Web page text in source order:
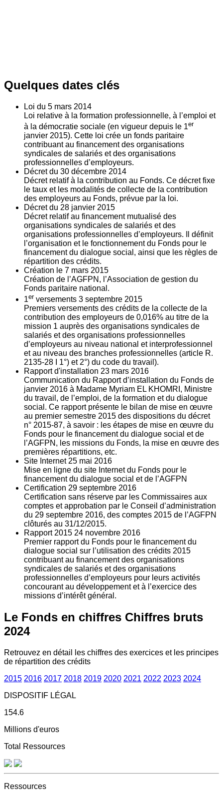
Quelques dates clés
Loi du 5 mars 2014
Loi relative à la formation professionnelle, à l’emploi et
à la démocratie sociale (en vigueur depuis le 1er
janvier 2015). Cette loi crée un fonds paritaire
contribuant au financement des organisations
syndicales de salariés et des organisations
professionnelles d’employeurs.
Décret du 30 décembre 2014
Décret relatif à la contribution au Fonds. Ce décret fixe
le taux et les modalités de collecte de la contribution
des employeurs au Fonds, prévue par la loi.
Décret du 28 janvier 2015
Décret relatif au financement mutualisé des
organisations syndicales de salariés et des
organisations professionnelles d’employeurs. Il définit
l’organisation et le fonctionnement du Fonds pour le
financement du dialogue social, ainsi que les règles de
répartition des crédits.
Création le 7 mars 2015
Création de l’AGFPN, l’Association de gestion du
Fonds paritaire national.
1er versements 3 septembre 2015
Premiers versements des crédits de la collecte de la
contribution des employeurs de 0,016% au titre de la
mission 1 auprès des organisations syndicales de
salariés et des organisations professionnelles
d’employeurs au niveau national et interprofessionnel
et au niveau des branches professionnelles (article R.
2135‐28 I 1°) et 2°) du code du travail).
Rapport d'installation 23 mars 2016
Communication du Rapport d’installation du Fonds de
janvier 2016 à Madame Myriam EL KHOMRI, Ministre
du travail, de l’emploi, de la formation et du dialogue
social. Ce rapport présente le bilan de mise en œuvre
au premier semestre 2015 des dispositions du décret
n° 2015-87, à savoir : les étapes de mise en œuvre du
Fonds pour le financement du dialogue social et de
l’AGFPN, les missions du Fonds, la mise en œuvre des
premières répartitions, etc.
Site Internet 25 mai 2016
Mise en ligne du site Internet du Fonds pour le
financement du dialogue social et de l’AGFPN
Certification 29 septembre 2016
Certification sans réserve par les Commissaires aux
comptes et approbation par le Conseil d’administration
du 29 septembre 2016, des comptes 2015 de l’AGFPN
clôturés au 31/12/2015.
Rapport 2015 24 novembre 2016
Premier rapport du Fonds pour le financement du
dialogue social sur l’utilisation des crédits 2015
contribuant au financement des organisations
syndicales de salariés et des organisations
professionnelles d’employeurs pour leurs activités
concourant au développement et à l’exercice des
missions d’intérêt général.
Le Fonds en chiffres Chiffres bruts
2024
Retrouvez en détail les chiffres des exercices et les principes
de répartition des crédits
2015 2016 2017 2018 2019 2020 2021 2022 2023 2024
DISPOSITIF LÉGAL
154.6
Millions d'euros
Total Ressources
Ressources